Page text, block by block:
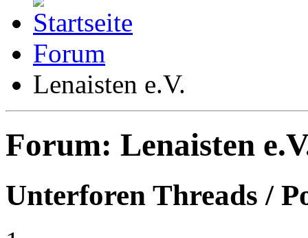
Forum
Lenaisten e.V.
Forum: Lenaisten
Unterforen Threads /